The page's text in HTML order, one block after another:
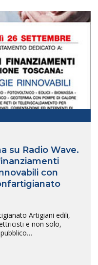
su Radio Wave.
con
Artigiani edili,
e non solo,